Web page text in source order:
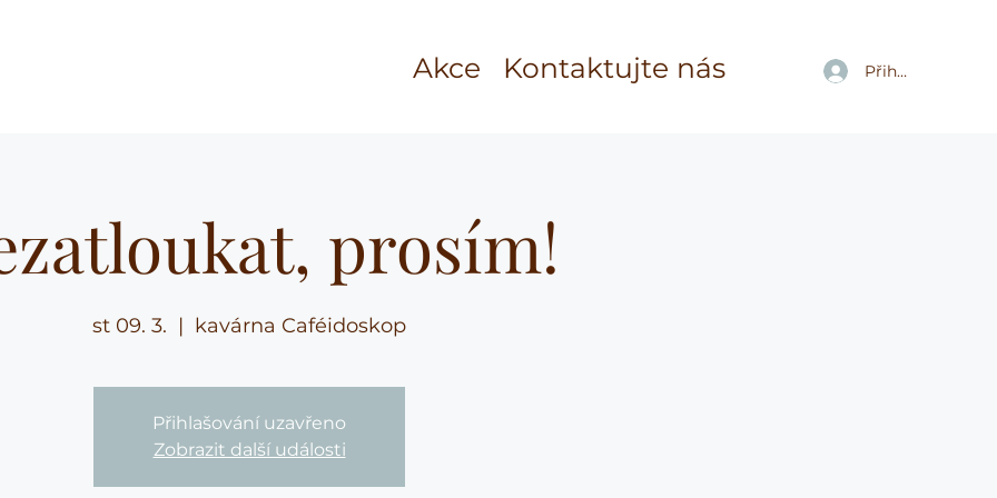
Akce Kontaktujte nás Přihlásit se
prosím!
st 09. 3.
  |
kavárna Caféidoskop
Přihlašování uzavřeno
Zobrazit další události